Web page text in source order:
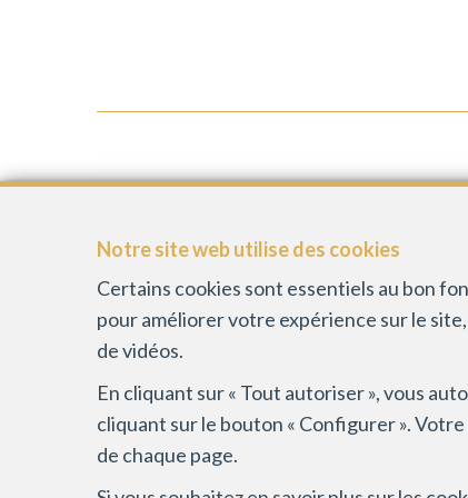
Notre site web utilise des cookies
Certains cookies sont essentiels au bon
pour améliorer votre expérience sur le
de vidéos.
En cliquant sur « Tout autoriser », vous
cliquant sur le bouton « Configurer ».
de chaque page.
MANOUVRIER
Chaussée de Mons 9
1430 Rebecq
BE-0713.546.351